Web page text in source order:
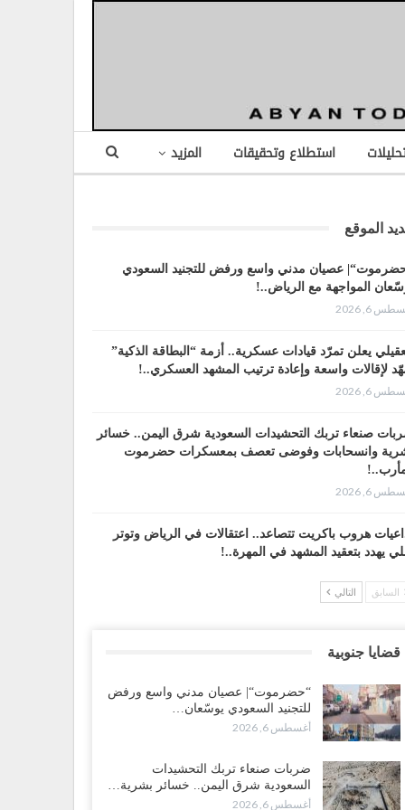
استطلاع وتحقيقات المزيد
الموقع
عصيان مدني واسع ورفض للتجنيد السعودي
المواجهة مع الرياض..!
6, 2026
يعلن تمرّد قيادات عسكرية.. أزمة “البطاقة الذكية”
لإقالات واسعة وإعادة ترتيب المشهد العسكري..!
6, 2026
صنعاء تربك التحشيدات السعودية شرق اليمن.. خسائر
وانسحابات وفوضى تعصف بمعسكرات حضرموت
6, 2026
هروب باكريت تتصاعد.. اعتقالات في الرياض وتوتر
يهدد بتعقيد المشهد في المهرة..!
6, 2026
الانتقالي يرفع التصعيد بالعصيان المدني.. ورسالة
للسعودية بشأن النفط..!
6, 2026
عرب جورنال: استقالة مدير مكتب العليمي.. هل
سلطة الرئاسي مرحلة التفكك المؤسسي..!
السابق التالي
قضايا جنوبية
“حضرموت“| عصيان مدني واسع ورفض
للتجنيد السعودي يوسّعان…
أغسطس 6, 2026
ضربات صنعاء تربك التحشيدات
السعودية شرق اليمن.. خسائر بشرية…
أغسطس 6, 2026